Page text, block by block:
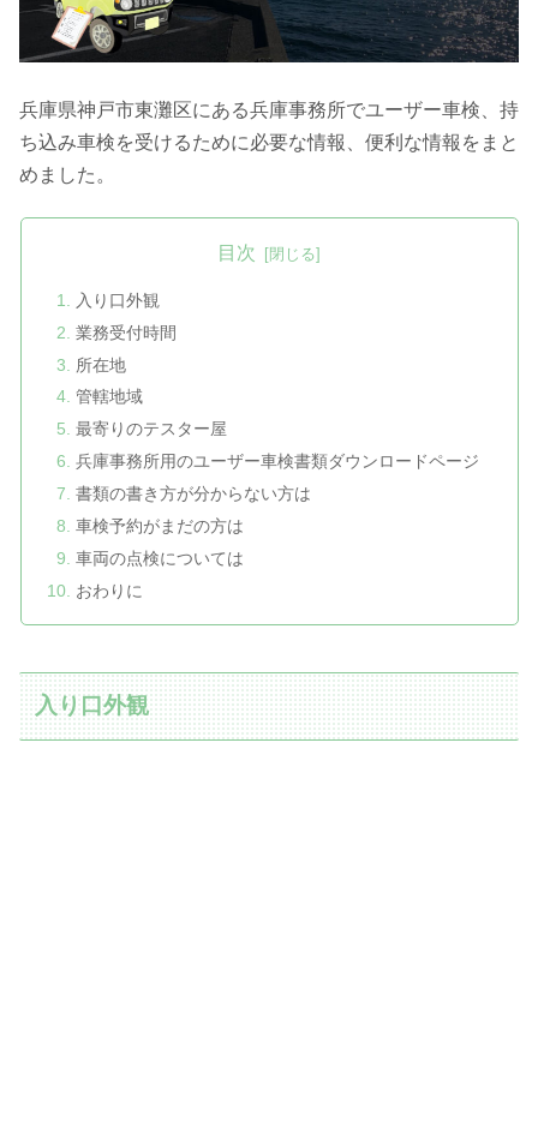
兵庫県神戸市東灘区にある兵庫事務所でユーザー車検、持
ち込み車検を受けるために必要な情報、便利な情報をまと
めました。
目次
入り口外観
業務受付時間
所在地
管轄地域
最寄りのテスター屋
兵庫事務所用のユーザー車検書類ダウンロードページ
書類の書き方が分からない方は
車検予約がまだの方は
車両の点検については
おわりに
入り口外観